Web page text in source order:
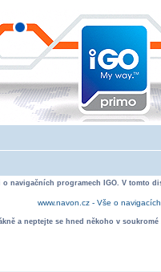
navigačních programech IGO. V tomto
www.navon.cz - Vše o
a neptejte se hned někoho v